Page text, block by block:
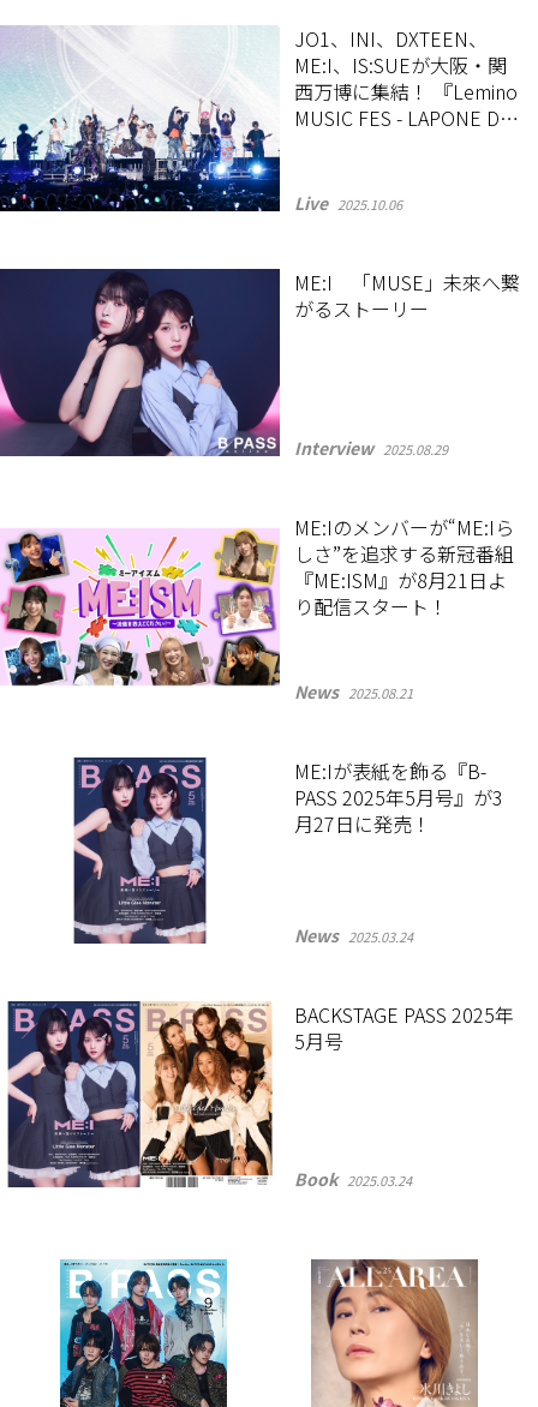
JO1、INI、DXTEEN、
ME:I、IS:SUEが大阪・関
西万博に集結！ 『Lemino
MUSIC FES - LAPONE DAY
Live 2025.10.06
ME:I 「MUSE」未來へ繋
がるストーリー
Interview 2025.08.29
ME:Iのメンバーが“ME:Iら
しさ”を追求する新冠番組
『ME:ISM』が8月21日よ
り配信スタート！
News 2025.08.21
ME:Iが表紙を飾る『B-
PASS 2025年5月号』が3
月27日に発売！
News 2025.03.24
BACKSTAGE PASS 2025年
5月号
Book 2025.03.24